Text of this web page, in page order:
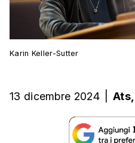
Karin Keller-Sutter
13 dicembre 2024 Ats,